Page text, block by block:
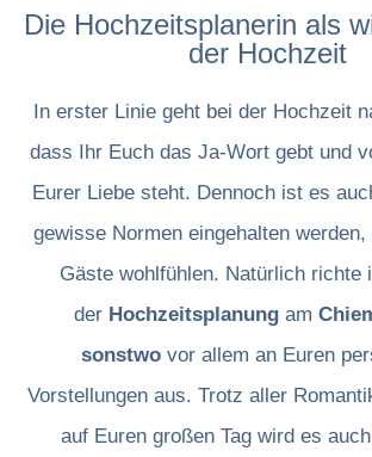
Die Hochzeitsplanerin als
der Hochzeit
In erster Linie geht bei der Hochzeit
dass Ihr Euch das Ja-Wort gebt und
Eurer Liebe steht. Dennoch ist es
gewisse Normen eingehalten
Gäste wohlfühlen. Natürlich richte
der Hochzeitsplanung am
sonstwovor allem an Euren
Vorstellungen aus. Trotz aller
auf Euren großen Tag wird es